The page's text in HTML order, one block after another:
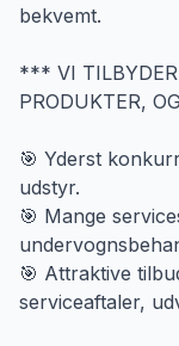
bekvemt.
*** VI
PRODUKTER,
🎯 Yderst
udstyr.
🎯 Mange
🎯 Attraktive
serviceaftaler,